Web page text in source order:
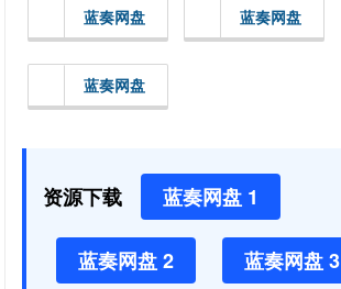
蓝奏网盘 蓝奏网盘
蓝奏网盘
资源下载 蓝奏网盘 1
蓝奏网盘 2 蓝奏网盘 3